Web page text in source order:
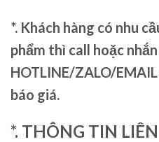
*. Khách hàng có nhu
phẩm thì call hoặc
HOTLINE/ZALO/
báo giá.
*. THÔNG TIN